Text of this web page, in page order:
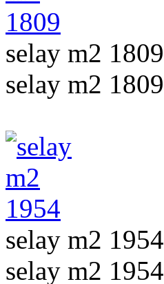
selay m2 1809
selay m2 1809
selay m2 1954
selay m2 1954